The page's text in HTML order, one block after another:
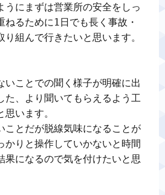
うにまずは営業所の安全をしっ
ねるために1日でも長く事故・
組んで行きたいと思います。
いことでの聞く様子が明確に出
た、より聞いてもらえるよう工
います。
ことだが脱線気味になることが
かりと操作していかないと時間
果になるので気を付けたいと思